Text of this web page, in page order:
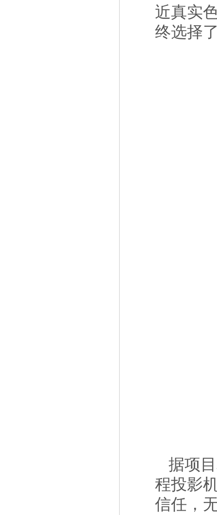
近真实
终选择
据项
程投影
信任，